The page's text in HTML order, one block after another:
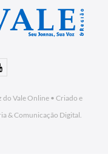
do Vale Online• Criado e
& Comunicação Digital.